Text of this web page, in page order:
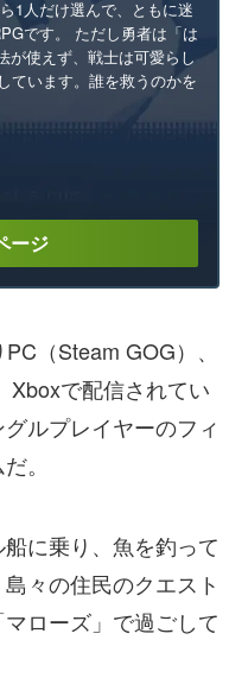
1人だけ選んで、ともに迷
です。 ただし勇者は「は
が使えず、戦士は可愛らし
ています。誰を救うのかを
ージ
（Steam GOG）、
Xboxで配信されてい
ルプレイヤーのフィ
。
に乗り、魚を釣って
々の住民のクエスト
ローズ」で過ごして